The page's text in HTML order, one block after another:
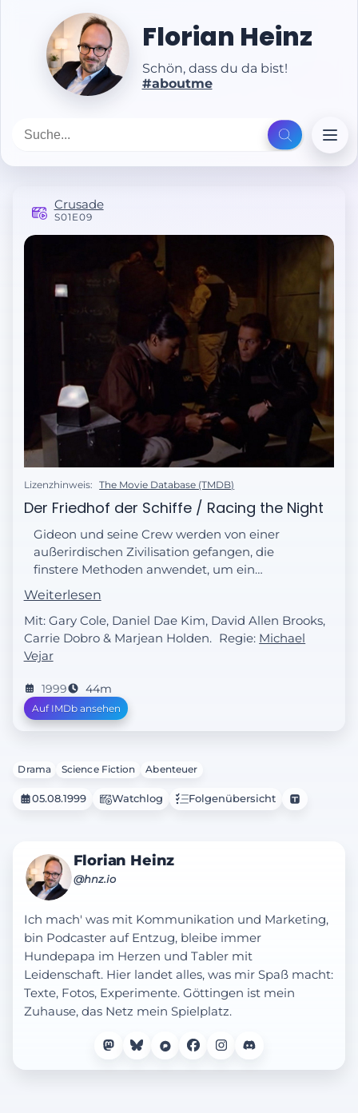
Florian Heinz
Schön, dass du da bist!
#aboutme
Crusade
S01E09
Lizenzhinweis: The Movie Database (TMDB)
Der Friedhof der Schiffe / Racing the Night
Gideon und seine Crew werden von einer
außerirdischen Zivilisation gefangen, die
finstere Methoden anwendet, um ein
Heilmittel für denselben Drakh-Virus zu
finden, der die Erde angegriffen hat.
Weiterlesen
Mit: Gary Cole, Daniel Dae Kim, David Allen Brooks,
Carrie Dobro & Marjean Holden. Regie: Michael
Vejar
1999 44m
Auf IMDb ansehen
Drama Science Fiction Abenteuer
05.08.1999 Watchlog Folgenübersicht
Florian Heinz
@hnz.io
Ich mach' was mit Kommunikation und Marketing,
bin Podcaster auf Entzug, bleibe immer
Hundepapa im Herzen und Tabler mit
Leidenschaft. Hier landet alles, was mir Spaß macht:
Texte, Fotos, Experimente. Göttingen ist mein
Zuhause, das Netz mein Spielplatz.